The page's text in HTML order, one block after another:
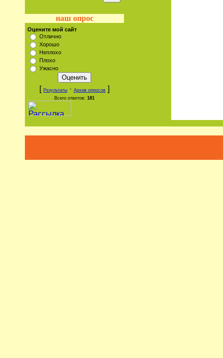
наш опрос
Оцените мой сайт
Отлично
Хорошо
Неплохо
Плохо
Ужасно
[ Результаты · Архив опросов ]
Всего ответов: 181